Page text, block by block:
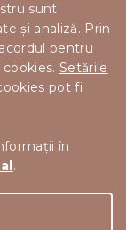
sunt
și analiză. Prin
pentru
Setările
pot fi
în
.